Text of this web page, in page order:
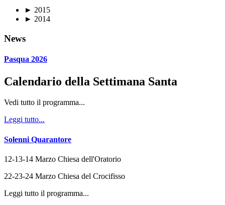
► 2015
► 2014
News
Pasqua 2026
Calendario della Settimana Santa
Vedi tutto il programma...
Leggi tutto...
Solenni Quarantore
12-13-14 Marzo Chiesa dell'Oratorio
22-23-24 Marzo Chiesa del Crocifisso
Leggi tutto il programma...